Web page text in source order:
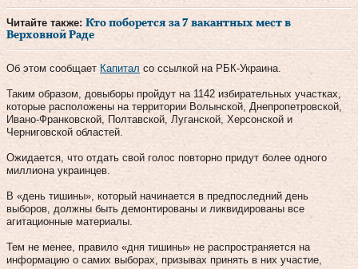
Читайте также: Кто поборется за 7 вакантных мест в
Верховной Раде
Об этом сообщает Капитал со ссылкой на РБК-Украина.
Таким образом, довыборы пройдут на 1142 избирательных участках,
которые расположены на территории Волынской, Днепропетровской,
Ивано-Франковской, Полтавской, Луганской, Херсонской и
Черниговской областей.
Ожидается, что отдать свой голос повторно придут более одного
миллиона украинцев.
В «день тишины», который начинается в предпоследний день
выборов, должны быть демонтированы и ликвидированы все
агитационные материалы.
Тем не менее, правило «дня тишины» не распространяется на
информацию о самих выборах, призывах принять в них участие,